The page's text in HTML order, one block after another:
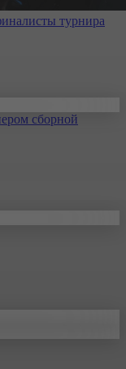
турнира
сборной